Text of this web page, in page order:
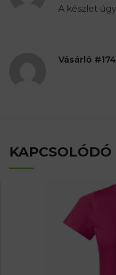
A készlet
Vásárló